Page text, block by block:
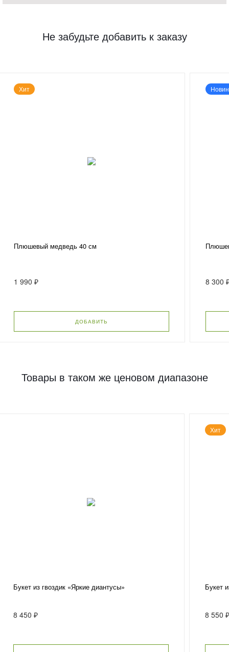
Не забудьте добавить к заказу
Хит
Плюшевый медведь 40 см
1 990 ₽
ДОБАВИТЬ
8 300
Товары в таком же ценовом диапазоне
Букет из гвоздик «Яркие диантусы»
8 450 ₽
Хит
Букет
8 550